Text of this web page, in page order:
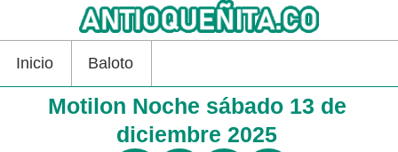
Inicio Baloto
Motilon Noche sábado 13 de
diciembre 2025